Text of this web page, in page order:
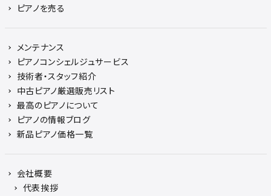
ピアノを売る
メンテナンス
ピアノコンシェルジュサービス
技術者・スタッフ紹介
中古ピアノ厳選販売リスト
最高のピアノについて
ピアノの情報ブログ
新品ピアノ価格一覧
会社概要
代表挨拶